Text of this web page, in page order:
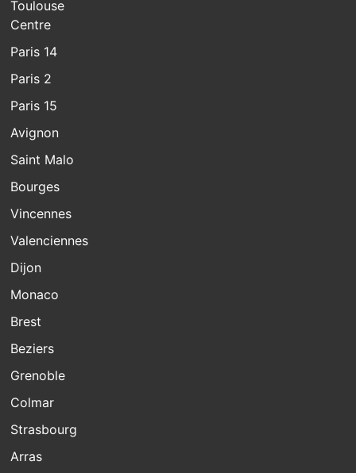
Toulouse
Centre
Paris 14
Paris 2
Paris 15
Avignon
Saint Malo
Bourges
Vincennes
Valenciennes
Dijon
Monaco
Brest
Beziers
Grenoble
Colmar
Strasbourg
Arras